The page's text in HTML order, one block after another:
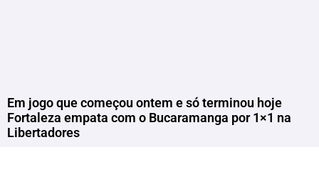
Em jogo que começou ontem e só terminou hoje
Fortaleza empata com o Bucaramanga por 1×1 na
Libertadores